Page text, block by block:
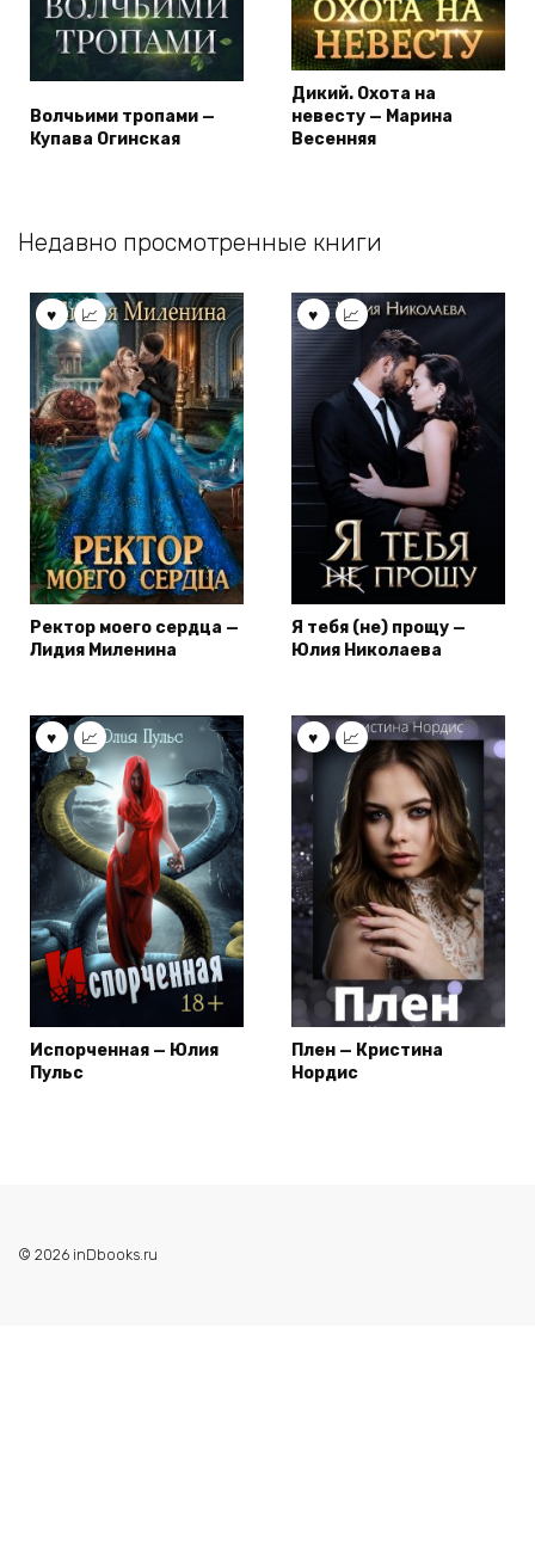
Волчьими тропами —
Купава Огинская
Дикий. Охота на
невесту — Марина
Весенняя
Недавно просмотренные книги
Ректор моего сердца —
Лидия Миленина
Я тебя (не) прощу —
Юлия Николаева
Испорченная — Юлия
Пульс
Плен — Кристина
Нордис
© 2026 inDbooks.ru